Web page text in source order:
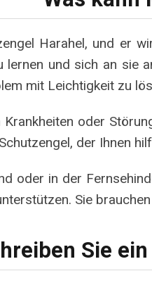
Harahel, und er
lernen und sich an sie
mit Leichtigkeit zu
oder
der Ihnen
oder in der
Sie
Sie